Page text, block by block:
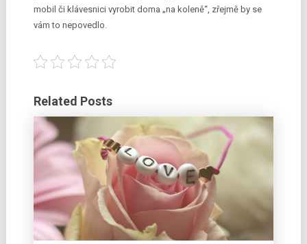
mobil či klávesnici vyrobit doma „na koleně“, zřejmě by se
vám to nepovedlo.
Related Posts